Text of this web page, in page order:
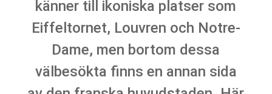
känner till ikoniska platser som
Eiffeltornet, Louvren och Notre-
Dame, men bortom dessa
välbesökta finns en annan sida